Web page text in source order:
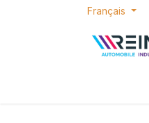
Se rendre au contenu
Français